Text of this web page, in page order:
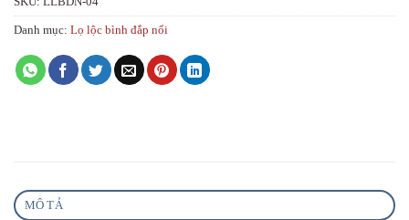
Danh mục: Lọ lộc bình đắp nổi
MÔ TẢ